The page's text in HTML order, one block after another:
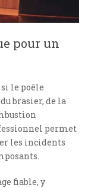
pour un
le poêle
brasier, de la
permet
les incidents
fiable, y